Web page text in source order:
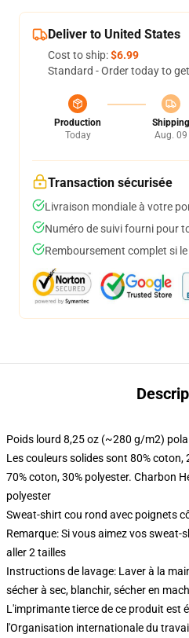
Deliver to United States
Cost to ship:$6.99
Standard - Order today to
Production
Today
Shipping
Aug. 09
Transaction sécurisée
Livraison mondiale à votre
Numéro de suivi fourni pour
Remboursement complet si
Poids lourd 8,25 oz (~280 g/m2)
Les couleurs solides sont 80% coton,
70% coton, 30% polyester. Charbon
polyester
Sweat-shirt cou rond avec poignets
Remarque: Si vous aimez vos
aller 2 tailles
Instructions de lavage: Laver à la
sécher à sec, blanchir, sécher en
L'imprimante tierce de ce produit est
l'Organisation internationale du travail